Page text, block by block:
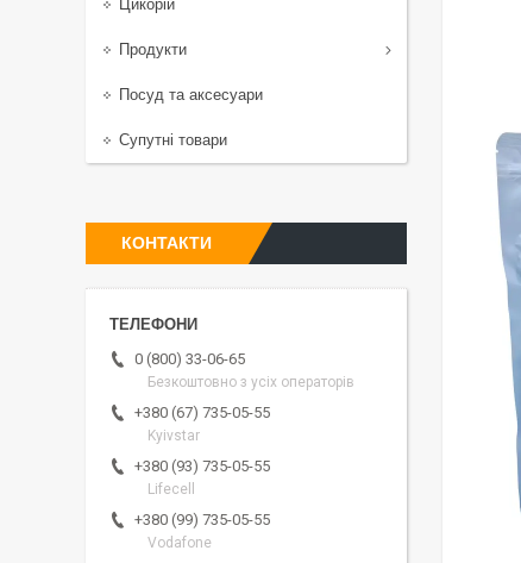
Цикорій
Продукти
Посуд та аксесуари
Супутні товари
КОНТАКТИ
0 (800) 33-06-65
Безкоштовно з усіх операторів
+380 (67) 735-05-55
Kyivstar
+380 (93) 735-05-55
Lifecell
+380 (99) 735-05-55
Vodafone